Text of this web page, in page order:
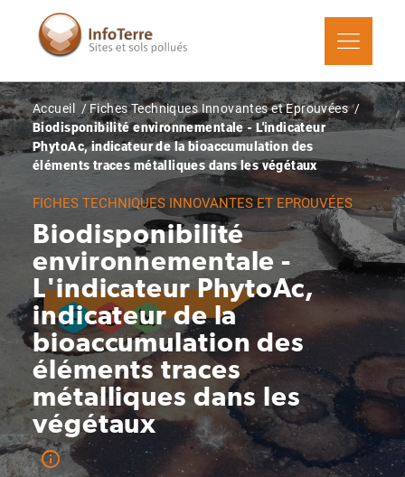
contenu
Fil
d'Ariane
Accueil
Fiches Techniques Innovantes et Eprouvées
Biodisponibilité environnementale - L'indicateur
PhytoAc, indicateur de la bioaccumulation des
éléments traces métalliques dans les végétaux
FICHES TECHNIQUES INNOVANTES ET EPROUVÉES
Biodisponibilité
environnementale -
L'indicateur PhytoAc,
indicateur de la
bioaccumulation des
éléments traces
métalliques dans les
végétaux